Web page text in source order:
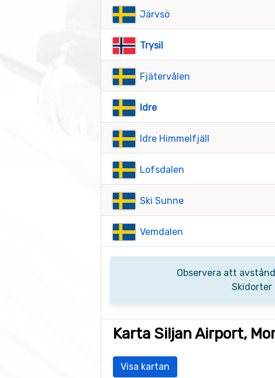
Järvsö
Trysil
Fjätervålen
Idre
Idre Himmelfjäll
Lofsdalen
Ski Sunne
Vemdalen
Observera att
Skidorter
Karta Siljan Airport,
Visa kartan